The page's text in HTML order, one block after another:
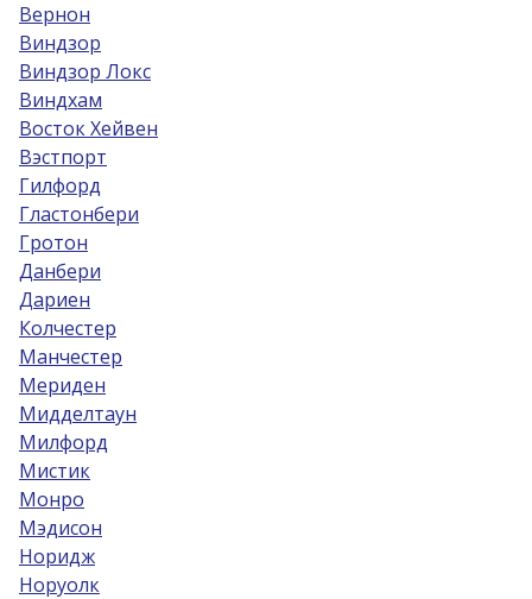
Вернон
Виндзор
Виндзор Локс
Виндхам
Восток Хейвен
Вэстпорт
Гилфорд
Гластонбери
Гротон
Данбери
Дариен
Колчестер
Манчестер
Мериден
Мидделтаун
Милфорд
Мистик
Монро
Мэдисон
Норидж
Норуолк